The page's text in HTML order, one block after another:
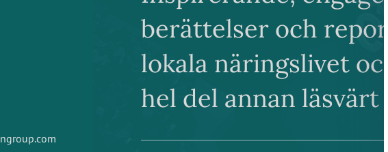
berättelser och
lokala näringslivet
hel del annan